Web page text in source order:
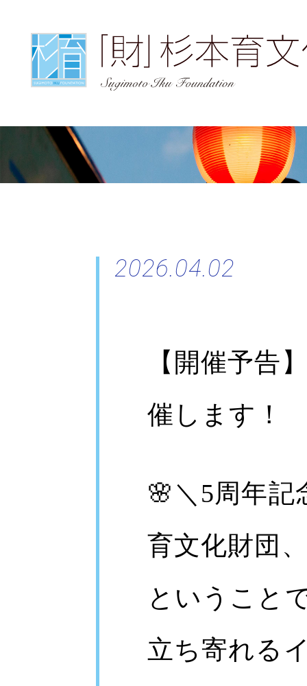
2026.04.02
【開催予告
催します！
🌸＼5周年記
育文化財団
ということ
立ち寄れる